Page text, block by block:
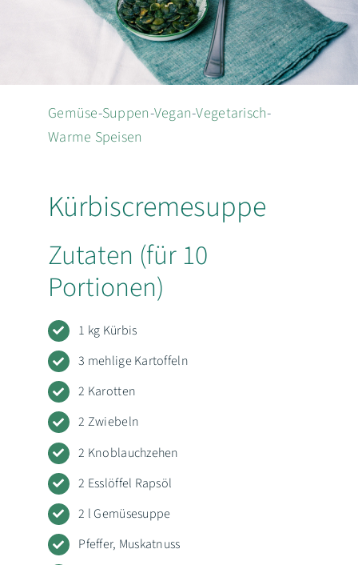
Gemüse-Suppen-Vegan-Vegetarisch-
Warme Speisen
Kürbiscremesuppe
Zutaten (für 10
Portionen)
1 kg Kürbis
3 mehlige Kartoffeln
2 Karotten
2 Zwiebeln
2 Knoblauchzehen
2 Esslöffel Rapsöl
2 l Gemüsesuppe
Pfeffer, Muskatnuss